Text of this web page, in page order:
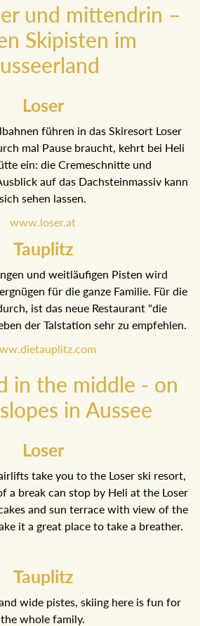
und mittendrin –
Skipisten im
Loser
führen in das Skiresort Loser
mal Pause braucht, kehrt bei Heli
ein: die Cremeschnitte und
auf das Dachsteinmassiv kann
sich sehen lassen.
www.loser.at
Tauplitz
und weitläufigen Pisten wird
für die ganze Familie. Für die
ist das neue Restaurant "die
der Talstation sehr zu empfehlen.
in the middle - on
in Aussee
Loser
take you to the Loser ski resort,
a break can stop by Heli at the Loser
and sun terrace with view of the
it a great place to take a breather.
Tauplitz
wide pistes, skiing here is fun for
the whole family.